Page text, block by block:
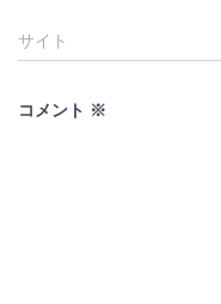
サイト
コメント ※